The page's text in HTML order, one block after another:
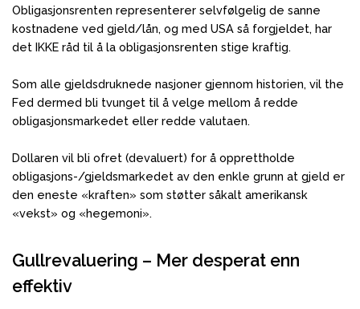
Obligasjonsrenten representerer selvfølgelig de sanne
kostnadene ved gjeld/lån, og med USA så forgjeldet, har
det IKKE råd til å la obligasjonsrenten stige kraftig.
Som alle gjeldsdruknede nasjoner gjennom historien, vil the
Fed dermed bli tvunget til å velge mellom å redde
obligasjonsmarkedet eller redde valutaen.
Dollaren vil bli ofret (devaluert) for å opprettholde
obligasjons-/gjeldsmarkedet av den enkle grunn at gjeld er
den eneste «kraften» som støtter såkalt amerikansk
«vekst» og «hegemoni».
Gullrevaluering – Mer desperat enn
effektiv